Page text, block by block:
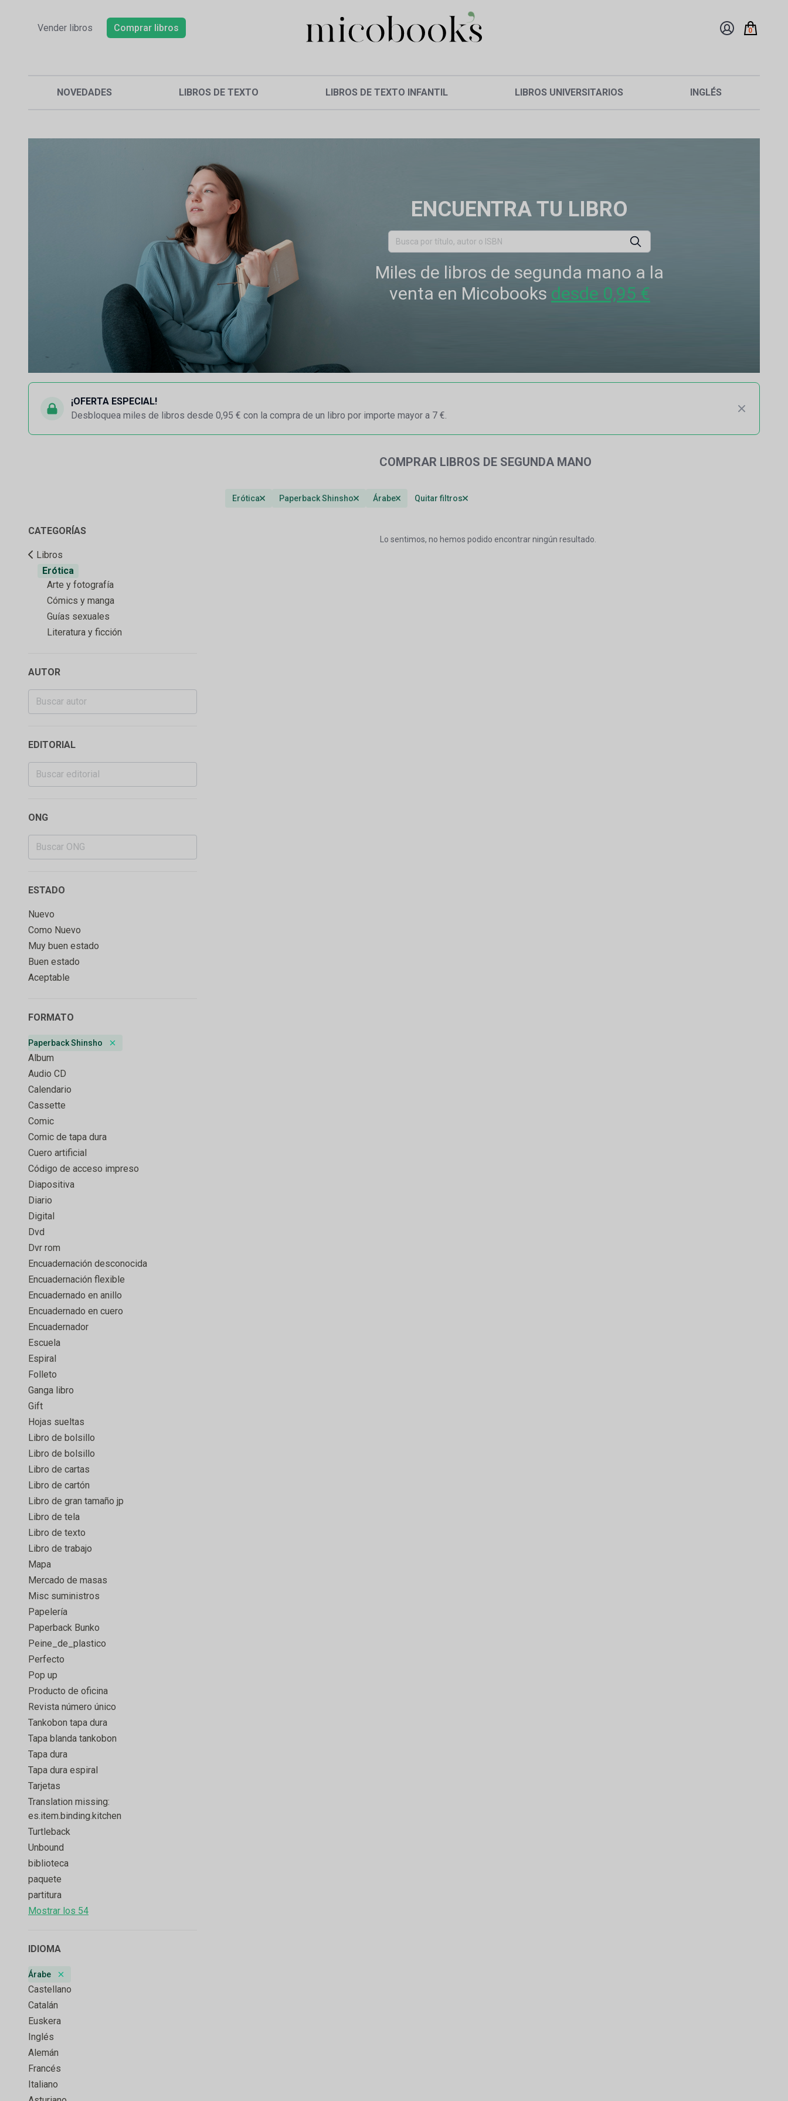
Vender libros Comprar libros 0
NOVEDADES LIBROS DE TEXTO LIBROS DE TEXTO INFANTIL LIBROS UNIVERSITARIOS INGLÉS
ENCUENTRA TU LIBRO
Miles de libros de segunda mano a la
venta en Micobooks desde 0,95 €
¡OFERTA ESPECIAL!
Desbloquea miles de libros desde 0,95 € con la compra de un libro por importe mayor a 7 €.
COMPRAR LIBROS DE SEGUNDA MANO
Erótica Paperback Shinsho Árabe Quitar filtros
CATEGORÍAS
Libros
Erótica
Arte y fotografía
Cómics y manga
Guías sexuales
Literatura y ficción
AUTOR
EDITORIAL
ONG
ESTADO
Nuevo
Como Nuevo
Muy buen estado
Buen estado
Aceptable
FORMATO
Paperback Shinsho
Remove badge
Album
Audio CD
Calendario
Cassette
Comic
Comic de tapa dura
Cuero artificial
Código de acceso impreso
Diapositiva
Diario
Digital
Dvd
Dvr rom
Encuadernación desconocida
Encuadernación flexible
Encuadernado en anillo
Encuadernado en cuero
Encuadernador
Escuela
Espiral
Folleto
Ganga libro
Gift
Hojas sueltas
Libro de bolsillo
Libro de bolsillo
Libro de cartas
Libro de cartón
Libro de gran tamaño jp
Libro de tela
Libro de texto
Libro de trabajo
Mapa
Mercado de masas
Misc suministros
Papelería
Paperback Bunko
Peine_de_plastico
Perfecto
Pop up
Producto de oficina
Revista número único
Tankobon tapa dura
Tapa blanda tankobon
Tapa dura
Tapa dura espiral
Tarjetas
Translation missing:
es.item.binding.kitchen
Turtleback
Unbound
biblioteca
paquete
partitura
Mostrar los 54
IDIOMA
Árabe
Remove badge
Castellano
Catalán
Euskera
Inglés
Alemán
Francés
Italiano
Lo sentimos, no hemos podido encontrar ningún resultado.